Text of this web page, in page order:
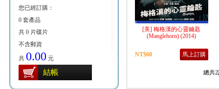
您已經訂購：
0 套產品
共 0 片碟片
不含郵資
共 0.00 元
結帳
[美] 梅格漢的心靈鑰匙
(Manglehorn) (2014)
NT$60 馬上訂購
總共